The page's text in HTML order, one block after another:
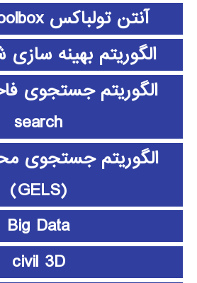
آنتن تولباکس antenna toolbox
الگوریتم بهینه سازی
search
الگوریتم جستجوی
(GELS)
Big Data
civil 3D